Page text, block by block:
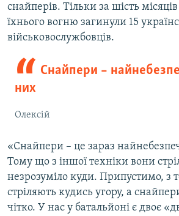
снайперів. Тільки за шість
їхнього вогню загинули 15
військовослужбовців.
Снайпери –
них
Олексій
«Снайпери – це зараз
Тому що з іншої техніки вони
незрозуміло куди. Припустимо,
стріляють кудись угору, а
чітко. У нас у батальйоні є двоє